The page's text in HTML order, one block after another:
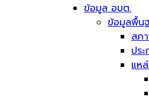
ข้อมูล อบต.
ข้อมูลพื้น
สภ
ปร
แห